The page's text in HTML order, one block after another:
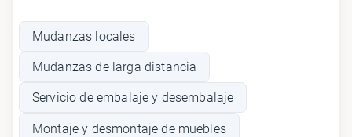
Mudanzas locales
Mudanzas de larga distancia
Servicio de embalaje y desembalaje
Montaje y desmontaje de muebles